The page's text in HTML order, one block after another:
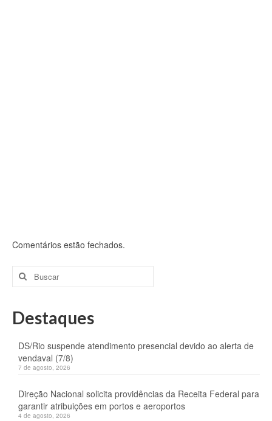
Comentários estão fechados.
Buscar
por:
Destaques
DS/Rio suspende atendimento presencial devido ao alerta de
vendaval (7/8)
7 de agosto, 2026
Direção Nacional solicita providências da Receita Federal para
garantir atribuições em portos e aeroportos
4 de agosto, 2026